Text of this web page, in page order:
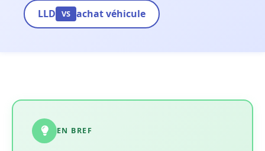
LLD VS achat véhicule
EN BREF